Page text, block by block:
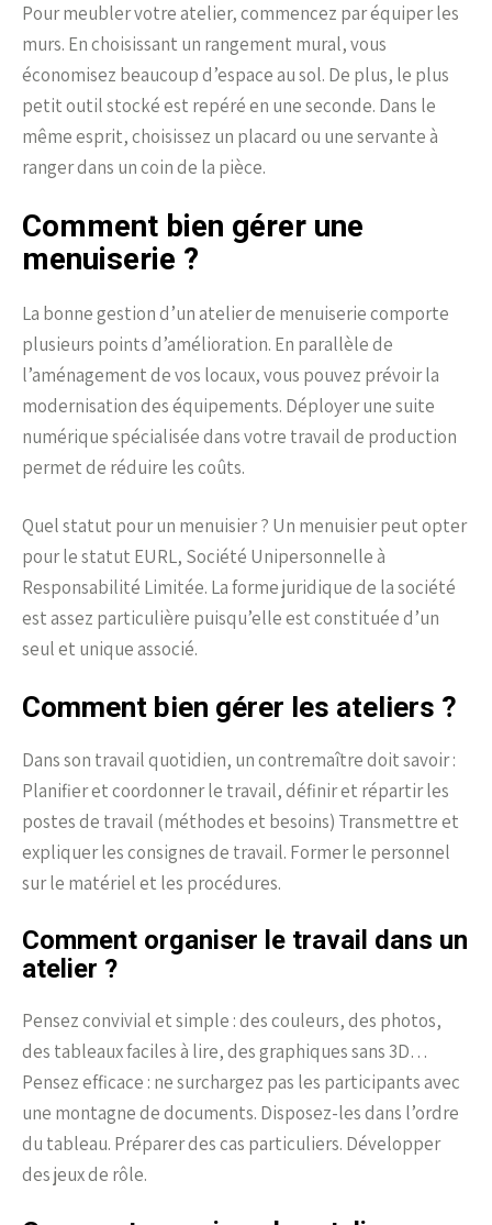
Pour meubler votre atelier, commencez par équiper les
murs. En choisissant un rangement mural, vous
économisez beaucoup d’espace au sol. De plus, le plus
petit outil stocké est repéré en une seconde. Dans le
même esprit, choisissez un placard ou une servante à
ranger dans un coin de la pièce.
Comment bien gérer une
menuiserie ?
La bonne gestion d’un atelier de menuiserie comporte
plusieurs points d’amélioration. En parallèle de
l’aménagement de vos locaux, vous pouvez prévoir la
modernisation des équipements. Déployer une suite
numérique spécialisée dans votre travail de production
permet de réduire les coûts.
Quel statut pour un menuisier ? Un menuisier peut opter
pour le statut EURL, Société Unipersonnelle à
Responsabilité Limitée. La forme juridique de la société
est assez particulière puisqu’elle est constituée d’un
seul et unique associé.
Comment bien gérer les ateliers ?
Dans son travail quotidien, un contremaître doit savoir :
Planifier et coordonner le travail, définir et répartir les
postes de travail (méthodes et besoins) Transmettre et
expliquer les consignes de travail. Former le personnel
sur le matériel et les procédures.
Comment organiser le travail dans un
atelier ?
Pensez convivial et simple : des couleurs, des photos,
des tableaux faciles à lire, des graphiques sans 3D…
Pensez efficace : ne surchargez pas les participants avec
une montagne de documents. Disposez-les dans l’ordre
du tableau. Préparer des cas particuliers. Développer
des jeux de rôle.